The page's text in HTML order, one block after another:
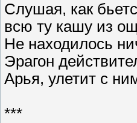
Слушая, как
всю ту кашу из
Не находилось
Эрагон
Арья, улетит с
***